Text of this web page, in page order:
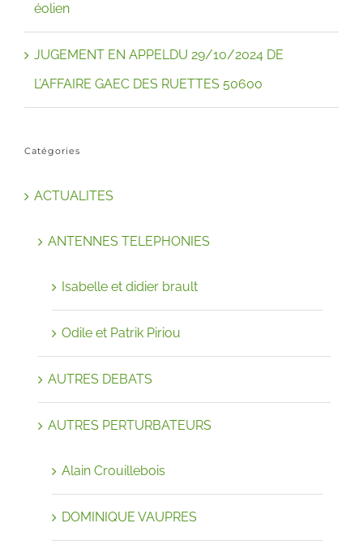
éolien
JUGEMENT EN APPELDU 29/10/2024 DE
L’AFFAIRE GAEC DES RUETTES 50600
Catégories
ACTUALITES
ANTENNES TELEPHONIES
Isabelle et didier brault
Odile et Patrik Piriou
AUTRES DEBATS
AUTRES PERTURBATEURS
Alain Crouillebois
DOMINIQUE VAUPRES